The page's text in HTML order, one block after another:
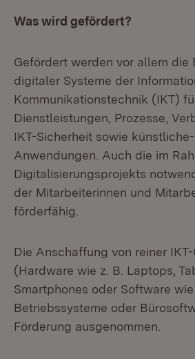
Was wird gefördert?
Gefördert werden vor allem die
digitaler Systeme der
Kommunikationstechnik (IKT)
Dienstleistungen, Prozesse,
IKT-Sicherheit sowie
Anwendungen. Auch die im
Digitalisierungsprojekts
der Mitarbeiterinnen und
förderfähig.
Die Anschaffung von reiner
(Hardware wie z. B. Laptops,
Smartphones oder Software
Betriebssysteme oder
Förderung ausgenommen.